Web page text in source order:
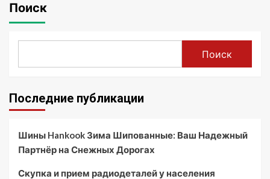
Поиск
Поиск
Последние публикации
Шины Hankook Зима Шипованные: Ваш Надежный
Партнёр на Снежных Дорогах
Скупка и прием радиодеталей у населения